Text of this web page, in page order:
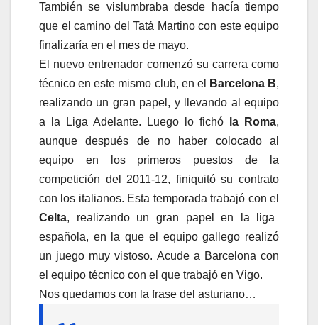
También se vislumbraba desde hacía tiempo
que el camino del Tatá Martino con este equipo
finalizaría en el mes de mayo.
El nuevo entrenador comenzó su carrera como
técnico en este mismo club, en el
Barcelona B,
realizando un gran papel, y llevando al equipo
a la Liga Adelante. Luego lo fichó la Roma,
aunque después de no haber colocado al
equipo en los primeros puestos de la
competición del 2011-12, finiquitó su contrato
con los italianos. Esta temporada trabajó con el
Celta, realizando un gran papel en la liga
española, en la que el equipo gallego realizó
un juego muy vistoso. Acude a Barcelona con
el equipo técnico con el que trabajó en Vigo.
Nos quedamos con la frase del asturiano…